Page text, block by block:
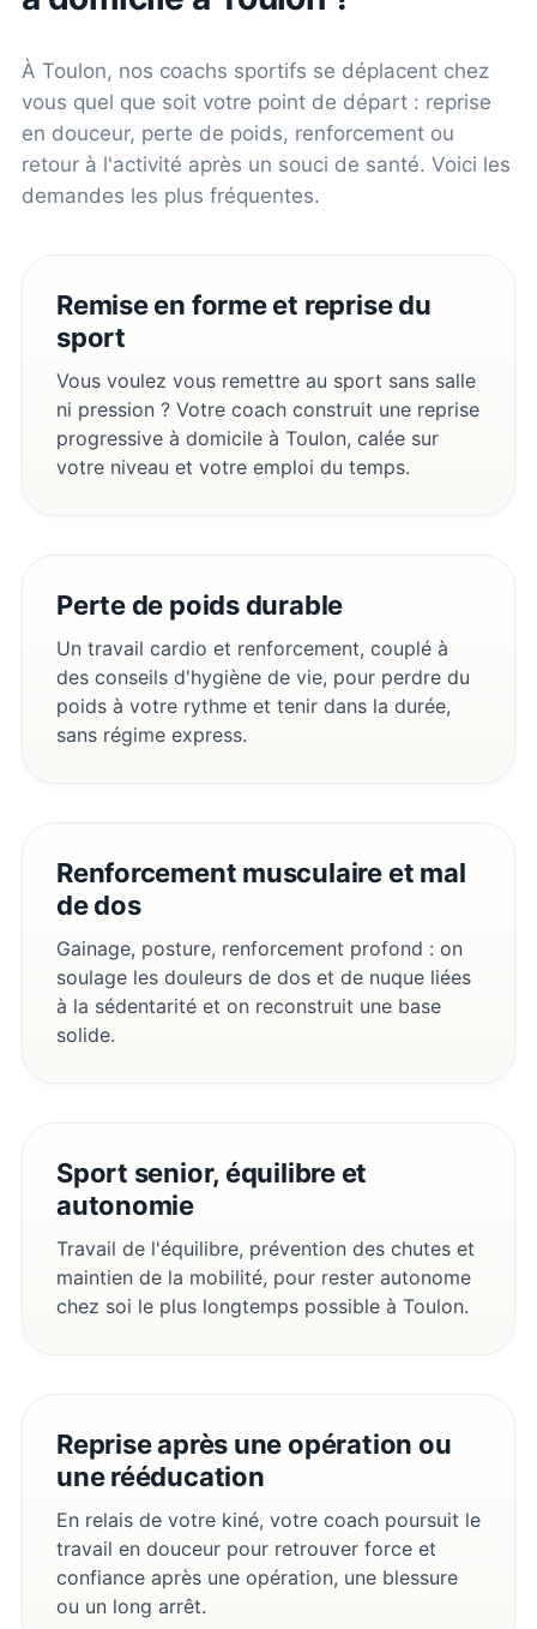
À Toulon, nos coachs sportifs se déplacent chez
vous quel que soit votre point de départ : reprise
en douceur, perte de poids, renforcement ou
retour à l'activité après un souci de santé. Voici les
demandes les plus fréquentes.
Remise en forme et reprise du
sport
Vous voulez vous remettre au sport sans salle
ni pression ? Votre coach construit une reprise
progressive à domicile à Toulon, calée sur
votre niveau et votre emploi du temps.
Perte de poids durable
Un travail cardio et renforcement, couplé à
des conseils d'hygiène de vie, pour perdre du
poids à votre rythme et tenir dans la durée,
sans régime express.
Renforcement musculaire et mal
de dos
Gainage, posture, renforcement profond : on
soulage les douleurs de dos et de nuque liées
à la sédentarité et on reconstruit une base
solide.
Sport senior, équilibre et
autonomie
Travail de l'équilibre, prévention des chutes et
maintien de la mobilité, pour rester autonome
chez soi le plus longtemps possible à Toulon.
Reprise après une opération ou
une rééducation
En relais de votre kiné, votre coach poursuit le
travail en douceur pour retrouver force et
confiance après une opération, une blessure
ou un long arrêt.